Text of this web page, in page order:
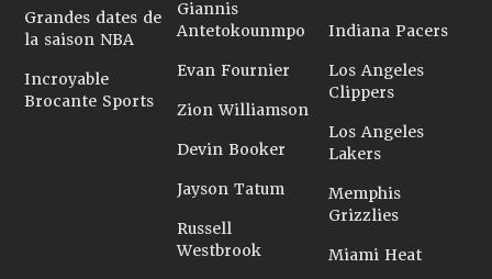
choisi à la Draft avant des All-Stars comme Donovan
Mitchell ou Bam Adebayo. Deux joueurs confirmés tandis
que Dennis Smith Jr. continue les aller-retours entre
espoir et déception.
Alors qu’il pensait trouver une place aux Dallas Mavericks
pour la saison 2025-26 après une pige au Real de Madrid,
désormais de rebondir en NBA G-League, au sein des
Wisconsin Herds, la franchise affiliée aux Milwaukee
Dernière mise à jour le 12/01/2026
Grandes dates de
la saison NBA
Incroyable
Brocante Sports
Giannis
Antetokounmpo
Evan Fournier
Zion Williamson
Devin Booker
Jayson Tatum
Russell
Westbrook
Indiana Pacers
Los Angeles
Clippers
Los Angeles
Lakers
Memphis
Grizzlies
Miami Heat